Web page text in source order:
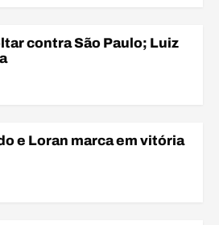
contra São Paulo; Luiz
e Loran marca em vitória